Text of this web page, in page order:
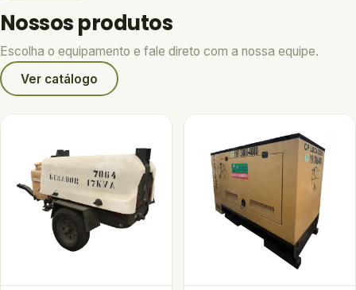
Nossos produtos
Escolha o equipamento e fale direto com a nossa equipe.
Ver catálogo